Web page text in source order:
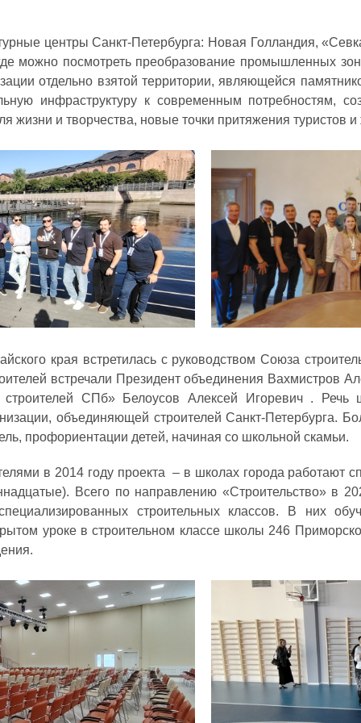
центры Санкт-Петербурга: Новая Голландия,
можно посмотреть преобразование промышленных
отдельно взятой территории, являющейся
инфраструктуру к современным потребностям,
жизни и творчества, новые точки притяжения туристов
края встретилась с руководством Союза
встречали Президент объединения Вахмистров
СПб» Белоусов Алексей Игоревич . Речь
объединяющей строителей Санкт-Петербурга.
профориентации детей, начиная со школьной скамьи.
в 2014 году проекта – в школах города работают
Всего по направлению «Строительство» в
строительных классов. В них
уроке в строительном классе школы 246